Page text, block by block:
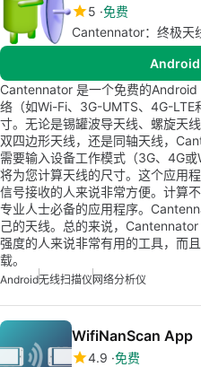
5 免费
Cantennator：终极天
Android
Cantennator 是一个免费的
络（如Wi-Fi、3G-UMTS、4G-LTE
寸。无论是锡罐波导天线、螺旋天
双四边形天线，还是同轴天线，
需要输入设备工作模式（3G、4G
将为您计算天线的尺寸。这个应用
信号接收的人来说非常方便。计算
专业人士必备的应用程序。
己的天线。总的来说，
强度的人来说非常有用的工具，而
载。
Android无线扫描仪网络分析仪
WifiNanScan App
4.9 免费